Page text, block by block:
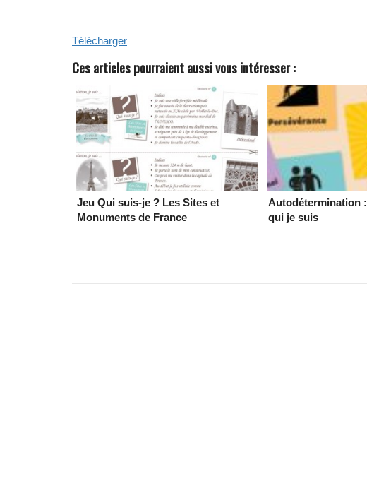
Télécharger
Ces articles pourraient aussi vous intéresser :
Jeu Qui suis-je ? Les Sites et
Monuments de France
Autodétermination
qui je suis